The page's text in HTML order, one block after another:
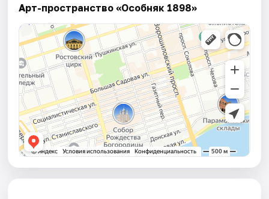
Арт-пространство «Особняк 1898»